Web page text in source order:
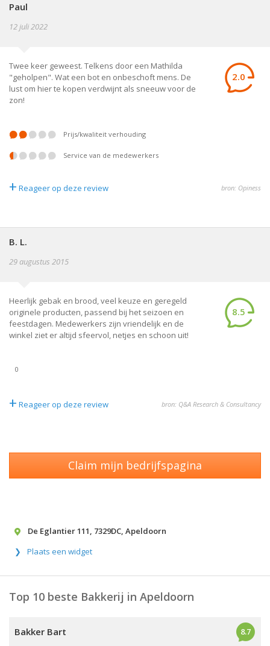
Paul
12 juli 2022
Twee keer geweest. Telkens door een Mathilda
"geholpen". Wat een bot en onbeschoft mens. De
lust om hier te kopen verdwijnt als sneeuw voor de
zon!
2.0
prijs/kwaliteit verhouding
service van de medewerkers
+ Reageer op deze review bron: Opiness
B. L.
29 augustus 2015
Heerlijk gebak en brood, veel keuze en geregeld
originele producten, passend bij het seizoen en
feestdagen. Medewerkers zijn vriendelijk en de
winkel ziet er altijd sfeervol, netjes en schoon uit!
8.5
0
+ Reageer op deze review bron: Q&A Research & Consultancy
Claim mijn bedrijfspagina
De Eglantier 111, 7329DC, Apeldoorn
Plaats een widget
Top 10 beste Bakkerij in Apeldoorn
Bakker Bart 8.7